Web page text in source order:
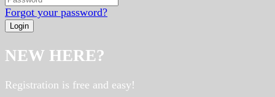
Forgot your password?
NEW HERE?
Registration is free and easy!